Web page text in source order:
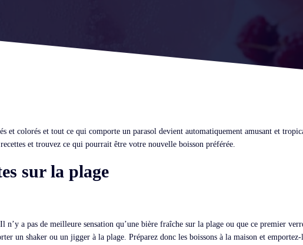
et colorés et tout ce qui comporte un parasol devient automatiquement amusant et
et trouvez ce qui pourrait être votre nouvelle boisson préférée.
sur la plage
n’y a pas de meilleure sensation qu’une bière fraîche sur la plage ou que ce premier
un shaker ou un jigger à la plage. Préparez donc les boissons à la maison et